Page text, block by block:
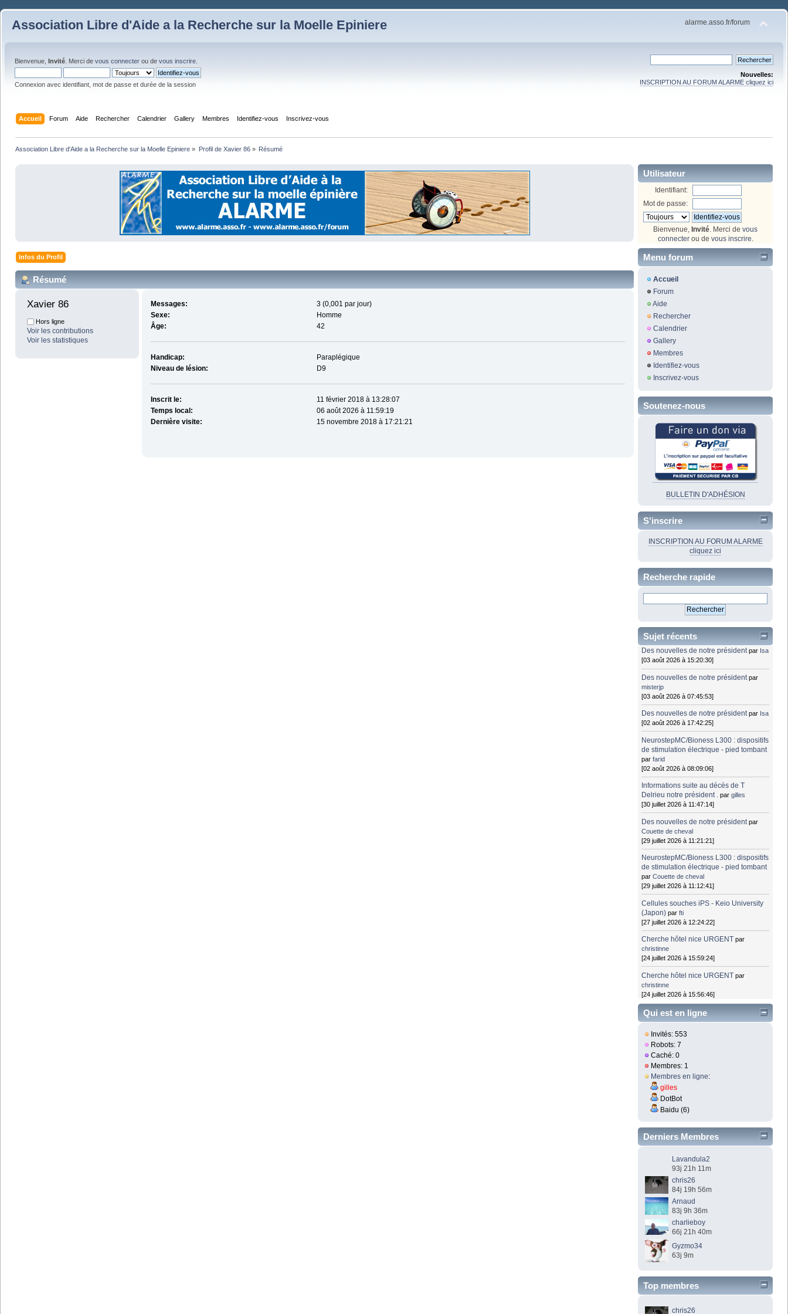
Association Libre d'Aide a la Recherche sur la Moelle Epiniere alarme.asso.fr/forum
Bienvenue, Invité . Merci de vous connecter ou de vous inscrire
Connexion avec identifiant, mot de passe et durée de la session
Nouvelles:
INSCRIPTION AU FORUM ALARME cliquez ici
Accueil Forum Aide Rechercher Calendrier Gallery Membres Identifiez-vous Inscrivez-vous
Association Libre d'Aide a la Recherche sur la Moelle Epiniere » Profil de Xavier 86» Résumé
Infos du Profil
Résumé
Xavier 86
Hors ligne
Voir les contributions
Voir les statistiques
Messages:
3 (0,001 par jour)
Sexe:
Homme
Âge:
42
Handicap:
Paraplégique
Niveau de lésion:
D9
Inscrit le:
11 février 2018 à 13:28:07
Temps local:
06 août 2026 à 11:59:19
Dernière visite:
15 novembre 2018 à 17:21:21
Utilisateur
Identifiant:
Mot de passe:
Bienvenue, Invité . Merci de vous
connecterou de vous inscrire
Menu forum
Accueil
Forum
Aide
Rechercher
Calendrier
Gallery
Membres
Identifiez-vous
Inscrivez-vous
Soutenez-nous
BULLETIN D'ADHÉSION
S'inscrire
INSCRIPTION AU FORUM ALARME
cliquez ici
Recherche rapide
Sujet récents
Des nouvelles de notre président par Isa
[03 août 2026 à 15:20:30]
Des nouvelles de notre président par
misterjp
[03 août 2026 à 07:45:53]
Des nouvelles de notre président par Isa
[02 août 2026 à 17:42:25]
NeurostepMC/Bioness L300 : dispositifs
de stimulation électrique - pied tombant
parfarid
[02 août 2026 à 08:09:06]
Informations suite au décès de T
Delrieu notre président . pargilles
[30 juillet 2026 à 11:47:14]
Des nouvelles de notre président par
Couette de cheval
[29 juillet 2026 à 11:21:21]
NeurostepMC/Bioness L300 : dispositifs
de stimulation électrique - pied tombant
parCouette de cheval
[29 juillet 2026 à 11:12:41]
Cellules souches iPS - Keio University
(Japon) parfti
[27 juillet 2026 à 12:24:22]
Cherche hôtel nice URGENT par
christinne
[24 juillet 2026 à 15:59:24]
Cherche hôtel nice URGENT par
christinne
[24 juillet 2026 à 15:56:46]
Qui est en ligne
Invités: 553
Robots: 7
Caché: 0
Membres: 1
Membres en ligne:
gilles
DotBot
Baidu (6)
Derniers Membres
Lavandula2
93j 21h 11m
chris26
84j 19h 56m
Arnaud
83j 9h 36m
charlieboy
66j 21h 40m
Gyzmo34
63j 9m
Top membres
chris26